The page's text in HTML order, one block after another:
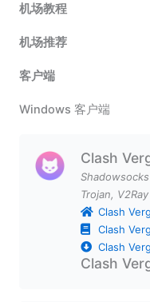
机场教程
机场推荐
客户端
Windows 客户端
Clash
Shadowsocks
Trojan, V2Ray
Clash
Clash
Clash
Clash